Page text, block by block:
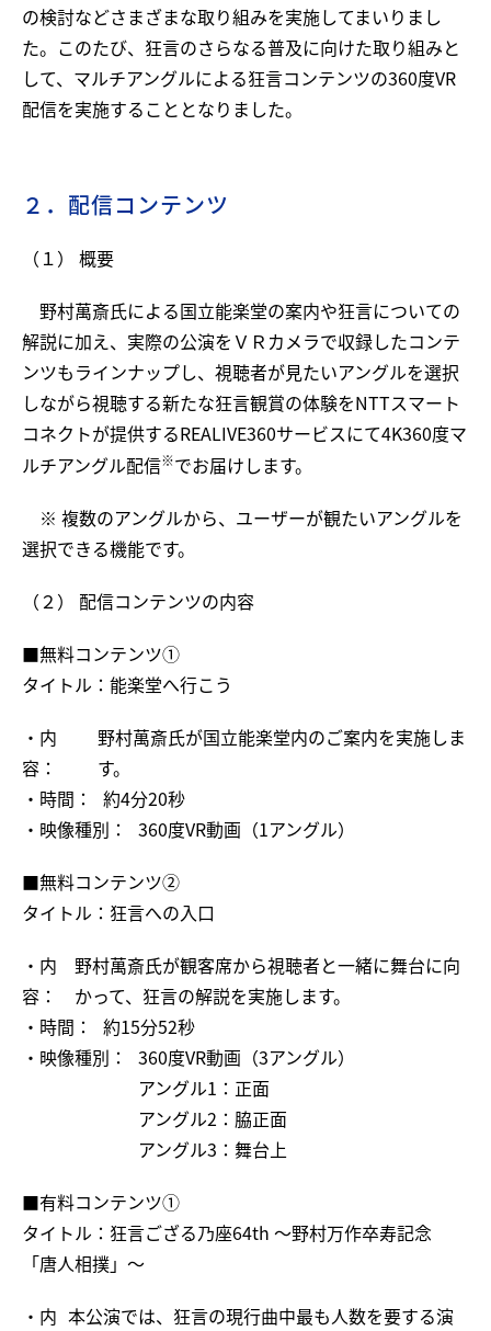
の検討などさまざまな取り組みを実施してまいりまし
た。このたび、狂言のさらなる普及に向けた取り組みと
して、マルチアングルによる狂言コンテンツの360度VR
配信を実施することとなりました。
２．配信コンテンツ
（１） 概要
野村萬斎氏による国立能楽堂の案内や狂言についての
解説に加え、実際の公演をＶＲカメラで収録したコンテ
ンツもラインナップし、視聴者が見たいアングルを選択
しながら視聴する新たな狂言観賞の体験をNTTスマート
コネクトが提供するREALIVE360サービスにて4K360度マ
ルチアングル配信※でお届けします。
※ 複数のアングルから、ユーザーが観たいアングルを
選択できる機能です。
（２） 配信コンテンツの内容
■無料コンテンツ①
タイトル：能楽堂へ行こう
・内
容：
野村萬斎氏が国立能楽堂内のご案内を実施しま
す。
・時間：
約4分20秒
・映像種別：
360度VR動画（1アングル）
■無料コンテンツ②
タイトル：狂言への入口
・内
容：
野村萬斎氏が観客席から視聴者と一緒に舞台に向
かって、狂言の解説を実施します。
・時間：
約15分52秒
・映像種別：
360度VR動画（3アングル）
アングル1：正面
アングル2：脇正面
アングル3：舞台上
■有料コンテンツ①
タイトル：狂言ござる乃座64th ～野村万作卒寿記念
「唐人相撲」～
・内 本公演では、狂言の現行曲中最も人数を要する演